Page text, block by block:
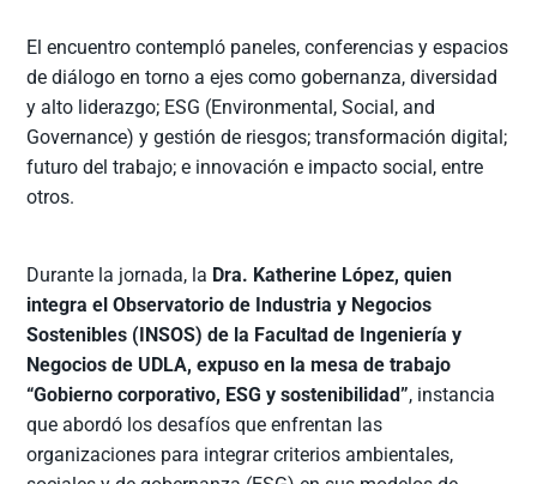
El encuentro contempló paneles, conferencias y espacios
de diálogo en torno a ejes como gobernanza, diversidad
y alto liderazgo; ESG (Environmental, Social, and
Governance) y gestión de riesgos; transformación digital;
futuro del trabajo; e innovación e impacto social, entre
otros.
Durante la jornada, la Dra. Katherine López, quien
integra el Observatorio de Industria y Negocios
Sostenibles (INSOS) de la Facultad de Ingeniería y
Negocios de UDLA, expuso en la mesa de trabajo
“Gobierno corporativo, ESG y sostenibilidad”, instancia
que abordó los desafíos que enfrentan las
organizaciones para integrar criterios ambientales,